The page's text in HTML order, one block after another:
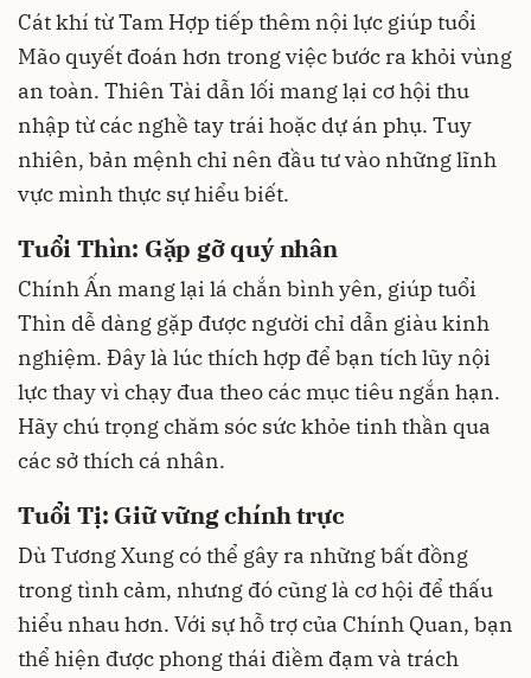
Cát khí từ Tam Hợp tiếp thêm nội lực giúp tuổi
Mão quyết đoán hơn trong việc bước ra khỏi vùng
an toàn. Thiên Tài dẫn lối mang lại cơ hội thu
nhập từ các nghề tay trái hoặc dự án phụ. Tuy
nhiên, bản mệnh chỉ nên đầu tư vào những lĩnh
vực mình thực sự hiểu biết.
Tuổi Thìn: Gặp gỡ quý nhân
Chính Ấn mang lại lá chắn bình yên, giúp tuổi
Thìn dễ dàng gặp được người chỉ dẫn giàu kinh
nghiệm. Đây là lúc thích hợp để bạn tích lũy nội
lực thay vì chạy đua theo các mục tiêu ngắn hạn.
Hãy chú trọng chăm sóc sức khỏe tinh thần qua
các sở thích cá nhân.
Tuổi Tị: Giữ vững chính trực
Dù Tương Xung có thể gây ra những bất đồng
trong tình cảm, nhưng đó cũng là cơ hội để thấu
hiểu nhau hơn. Với sự hỗ trợ của Chính Quan, bạn
thể hiện được phong thái điềm đạm và trách